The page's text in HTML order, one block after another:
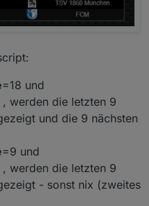
=18 und
, werden die letzten 9
und die 9 nächsten
=9 und
, werden die letzten 9
- sonst nix (zweites